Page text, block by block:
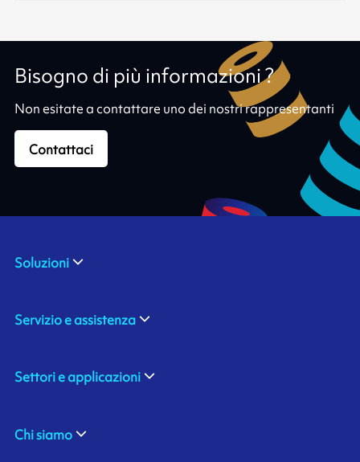
Bisogno di più informazioni ?
Non esitate a contattare uno dei nostri rappresentanti
Contattaci
Soluzioni
Servizio e assistenza
Settori e applicazioni
Chi siamo